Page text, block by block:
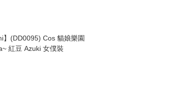
(DD0095) Cos 貓娘樂園
Nekopara~ 紅豆 Azuki 女僕裝